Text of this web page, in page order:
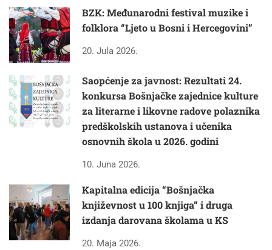
BZK: Međunarodni festival muzike i
folklora “Ljeto u Bosni i Hercegovini”
20. Jula 2026.
Saopćenje za javnost: Rezultati 24.
konkursa Bošnjačke zajednice kulture
za literarne i likovne radove polaznika
predškolskih ustanova i učenika
osnovnih škola u 2026. godini
10. Juna 2026.
Kapitalna edicija “Bošnjačka
književnost u 100 knjiga” i druga
izdanja darovana školama u KS
20. Maja 2026.